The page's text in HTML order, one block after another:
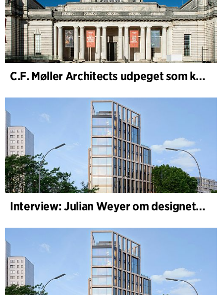
C.F. Møller Architects udpeget som konceptarkitekt for udviklingen af National Museum Cardiff
Interview: Julian Weyer om designet af B-One